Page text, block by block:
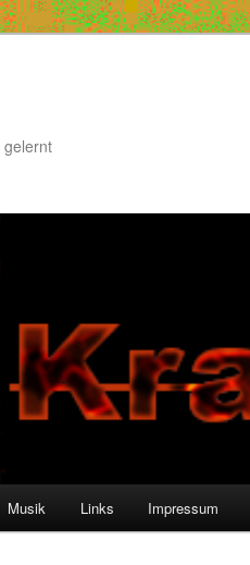
gelernt
Musik Links Impressum